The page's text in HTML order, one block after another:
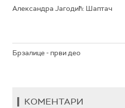
Александра Јагодић: Шаптач
Брзалице - први део
КОМЕНТАРИ